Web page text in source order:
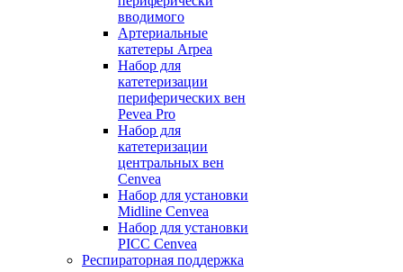
вводимого
Артериальные
катетеры Arpea
Набор для
катетеризации
периферических вен
Pevea Pro
Набор для
катетеризации
центральных вен
Cenvea
Набор для установки
Midline Cenvea
Набор для установки
PICC Cenvea
Респираторная поддержка